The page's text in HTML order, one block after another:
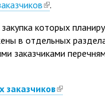
(link
external)
.
которых
в отдельных
заказчиками
заказчиков(link